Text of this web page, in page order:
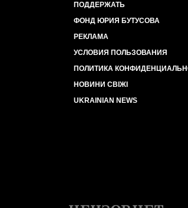
ПОДДЕРЖАТЬ
ФОНД ЮРИЯ БУТУСОВА
РЕКЛАМА
УСЛОВИЯ ПОЛЬЗОВАНИЯ
ПОЛИТИКА
НОВИНИ СВІЖІ
UKRAINIAN NEWS